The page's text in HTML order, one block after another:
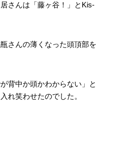
さんは「藤ヶ谷！」とKis-
さんの薄くなった頭頂部を
背中か頭かわからない」と
れ笑わせたのでした。